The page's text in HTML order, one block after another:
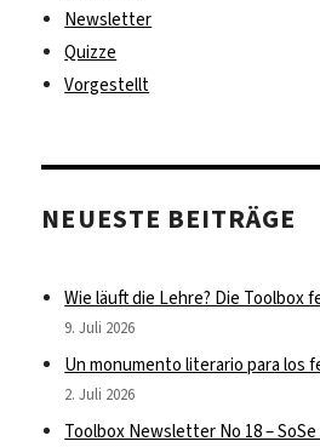
Newsletter
Quizze
Vorgestellt
NEUESTE BEITRÄGE
Wie läuft die Lehre? Die Toolbox
9. Juli 2026
Un monumento literario para los
2. Juli 2026
Toolbox Newsletter No 18 – SoSe